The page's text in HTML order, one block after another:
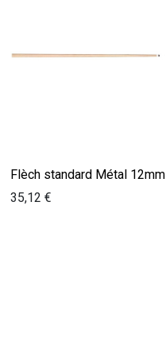
Flèch standard Métal 12mm
35,12 €